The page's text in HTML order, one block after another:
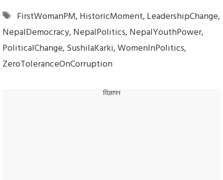
Tags
FirstWomanPM,HistoricMoment,LeadershipChange,
NepalDemocracy,NepalPolitics,NepalYouthPower,
PoliticalChange,SushilaKarki,WomenInPolitics,
ZeroToleranceOnCorruption
विज्ञापन